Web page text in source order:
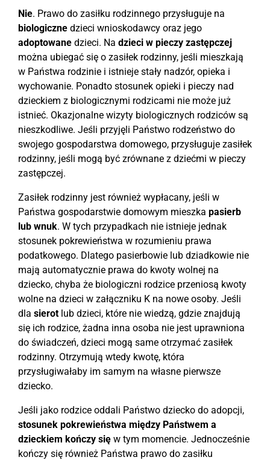
Nie. Prawo do zasiłku rodzinnego przysługuje na
biologiczne dzieci wnioskodawcy oraz jego
adoptowane dzieci. Na dzieci w pieczy zastępczej
można ubiegać się o zasiłek rodzinny, jeśli mieszkają
w Państwa rodzinie i istnieje stały nadzór, opieka i
wychowanie. Ponadto stosunek opieki i pieczy nad
dzieckiem z biologicznymi rodzicami nie może już
istnieć. Okazjonalne wizyty biologicznych rodziców są
nieszkodliwe. Jeśli przyjęli Państwo rodzeństwo do
swojego gospodarstwa domowego, przysługuje zasiłek
rodzinny, jeśli mogą być zrównane z dziećmi w pieczy
zastępczej.
Zasiłek rodzinny jest również wypłacany, jeśli w
Państwa gospodarstwie domowym mieszka pasierb
lub wnuk. W tych przypadkach nie istnieje jednak
stosunek pokrewieństwa w rozumieniu prawa
podatkowego. Dlatego pasierbowie lub dziadkowie nie
mają automatycznie prawa do kwoty wolnej na
dziecko, chyba że biologiczni rodzice przeniosą kwoty
wolne na dzieci w załączniku K na nowe osoby. Jeśli
dla sierotlub dzieci, które nie wiedzą, gdzie znajdują
się ich rodzice, żadna inna osoba nie jest uprawniona
do świadczeń, dzieci mogą same otrzymać zasiłek
rodzinny. Otrzymują wtedy kwotę, która
przysługiwałaby im samym na własne pierwsze
dziecko.
Jeśli jako rodzice oddali Państwo dziecko do adopcji,
stosunek pokrewieństwa między Państwem a
dzieckiem kończy się w tym momencie. Jednocześnie
kończy się również Państwa prawo do zasiłku